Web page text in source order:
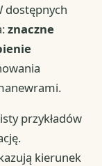
dostępnych
znaczne
przykładów
kierunek